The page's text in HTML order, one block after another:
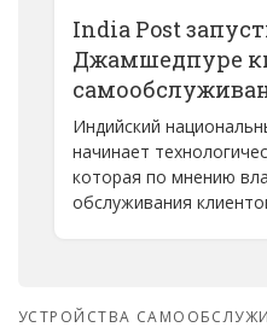
India Post
Джамшедпуре
Индийский
начинает
которая по мнению
обслуживания
УСТРОЙСТВА